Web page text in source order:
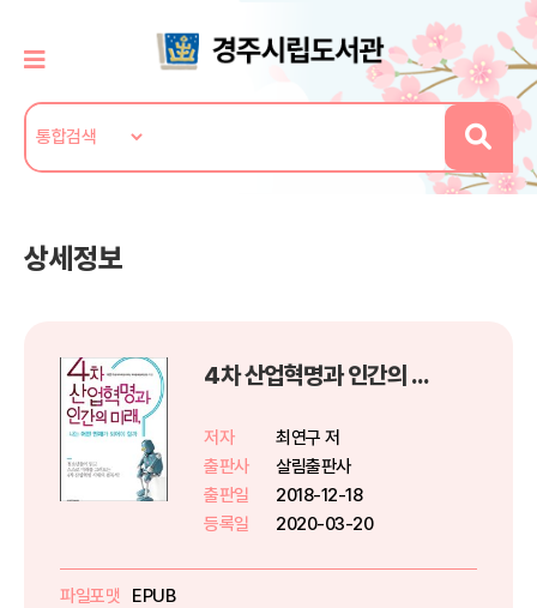
상세정보
4차 산업혁명과 인간의 미래
저자
최연구 저
출판사
살림출판사
출판일
2018-12-18
등록일
2020-03-20
파일포맷
EPUB